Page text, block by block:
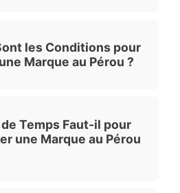
les Conditions pour
Marque au Pérou ?
Temps Faut-il pour
une Marque au Pérou